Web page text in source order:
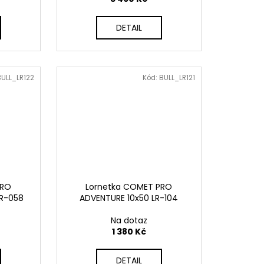
DETAIL
058
Lornetka COMET PRO
ADVENTURE 10x50 LR-104
Na dotaz
1 380 Kč
DETAIL
Kód: BULL_LR121